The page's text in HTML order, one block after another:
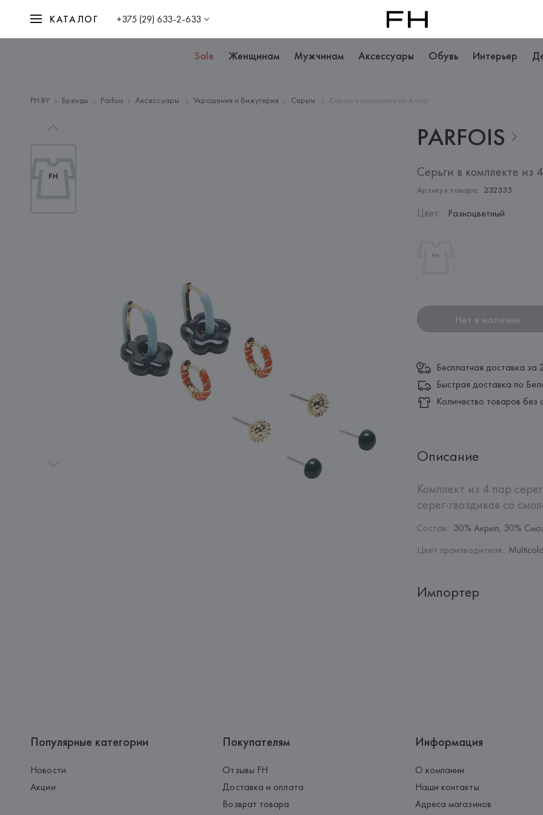
КАТАЛОГ +375 (29) 633-2-633
Sale Женщинам Мужчинам Аксессуары Обувь Интерьер
FH.BY Бренды Parfois Аксессуары Украшения и бижутерия Серьги Серьги в комплекте из 4 пар
PARFOIS
Серьги в комплекте из
Артикул товара: 232335
Цвет: Разноцветный
Нет в наличии
Бесплатная доставка за
Быстрая доставка по
Количество товаров без
Описание
Комплект из 4 пар
серег-гвоздиков со
Состав: 30% Акрил, 30%
Цвет производителя:
Импортер
Популярные категории
Новости
Акции
Покупателям
Отзывы FH
Доставка и оплата
Возврат товара
Информация
О компании
Наши контакты
Адреса магазинов